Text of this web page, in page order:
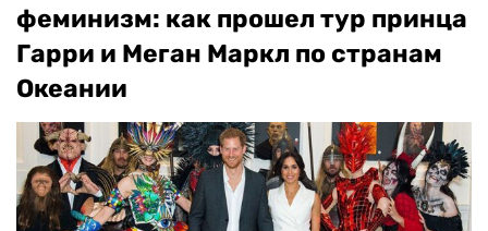
феминизм: как прошел тур принца
Гарри и Меган Маркл по странам
Океании